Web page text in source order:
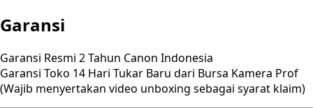
Garansi
Garansi Resmi 2 Tahun Canon Indonesia
Garansi Toko 14 Hari Tukar Baru dari Bursa Kamera Prof
(Wajib menyertakan video unboxing sebagai syarat klaim)